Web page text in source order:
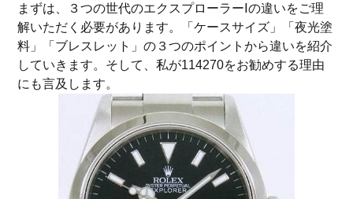
まずは、３つの世代のエクスプローラーⅠの違いをご理
解いただく必要があります。「ケースサイズ」「夜光塗
料」「ブレスレット」の３つのポイントから違いを紹介
していきます。そして、私が114270をお勧めする理由
にも言及します。